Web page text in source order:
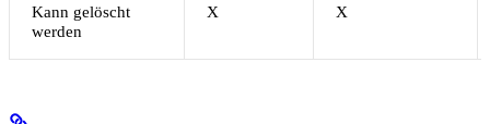
Kann gelöscht
werden
X X